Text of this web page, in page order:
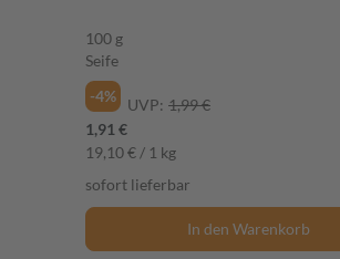
100 g
Seife
-4%
UVP: 1,99 €
1,91 €
19,10 € / 1 kg
sofort lieferbar
In den Warenkorb